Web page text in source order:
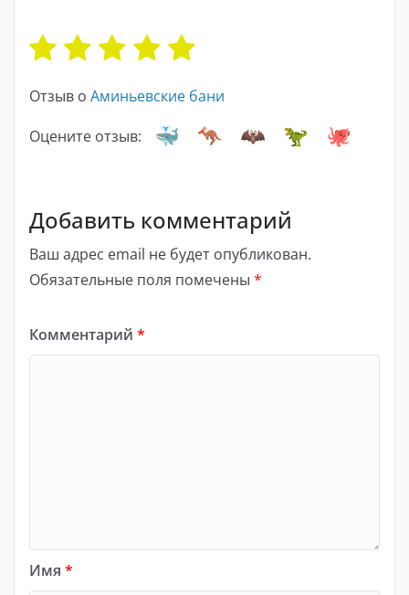
Отзыв о Аминьевские бани
Оцените отзыв:
Добавить комментарий
Ваш адрес email не будет опубликован.
Обязательные поля помечены *
Комментарий *
Имя *